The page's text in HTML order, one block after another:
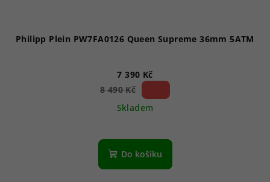
Philipp Plein PW7FA0126 Queen Supreme 36mm 5ATM
7 390 Kč
8 490 Kč
Skladem
Do košíku